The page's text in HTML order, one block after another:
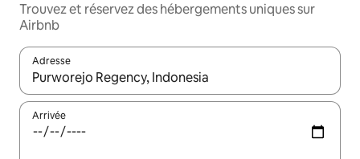
Trouvez et réservez des hébergements uniques sur
Airbnb
Adresse
Lorsque les résultats s'affichent, utilisez les flèches vers le
Arrivée